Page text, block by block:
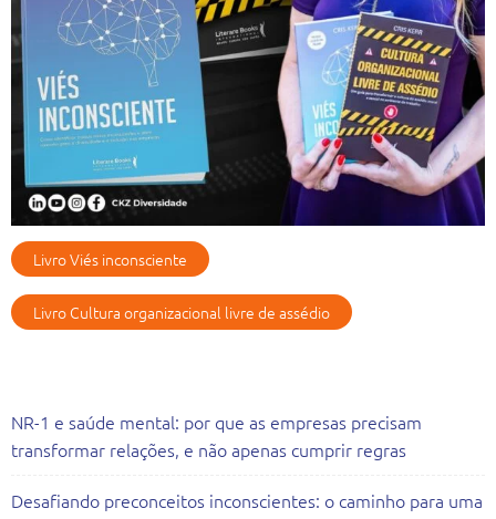
Livro Viés inconsciente
Livro Cultura organizacional livre de assédio
NR-1 e saúde mental: por que as empresas precisam
transformar relações, e não apenas cumprir regras
Desafiando preconceitos inconscientes: o caminho para uma